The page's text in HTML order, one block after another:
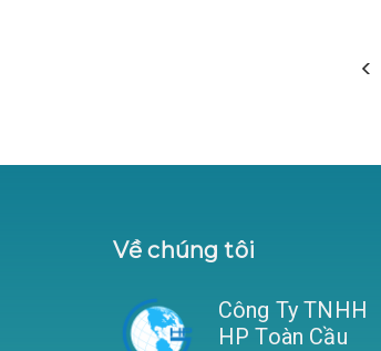
Về chúng tôi
Công Ty TNHH
HP Toàn Cầu